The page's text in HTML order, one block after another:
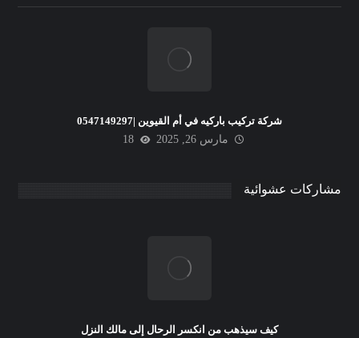
شركة تركيب باركيه في أم القيوين |0547149297
مارس 26, 2025
18
مشاركات عشوائية
كيف سيذهب من انكسر الرحال إلى مالك النزل